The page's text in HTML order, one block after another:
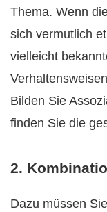
Thema. Wenn
sich vermutlich
vielleicht
Bilden Sie
finden Sie die
2.
Dazu müssen